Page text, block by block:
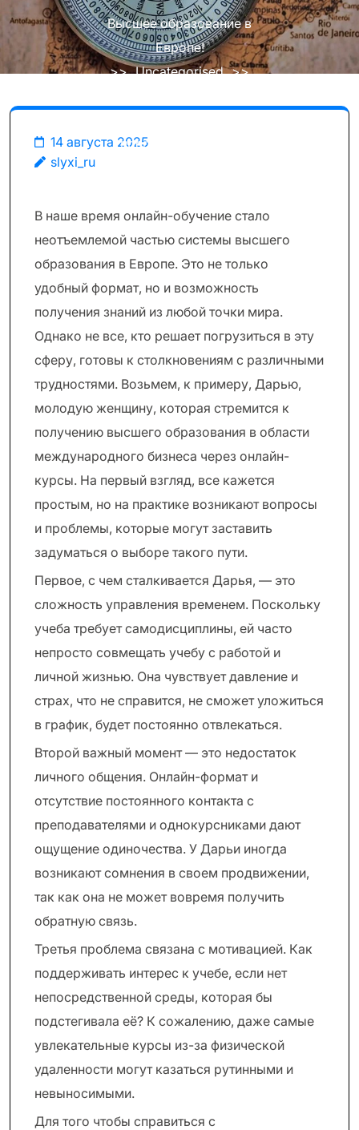
Высшее образование в
Европе!
>> Uncategorised >>
преграды на пути к
14 августа 2025
slyxi_ru
В наше время онлайн-обучение стало
неотъемлемой частью системы высшего
образования в Европе. Это не только
удобный формат, но и возможность
получения знаний из любой точки мира.
Однако не все, кто решает погрузиться в эту
сферу, готовы к столкновениям с различными
трудностями. Возьмем, к примеру, Дарью,
молодую женщину, которая стремится к
получению высшего образования в области
международного бизнеса через онлайн-
курсы. На первый взгляд, все кажется
простым, но на практике возникают вопросы
и проблемы, которые могут заставить
задуматься о выборе такого пути.
Первое, с чем сталкивается Дарья, — это
сложность управления временем. Поскольку
учеба требует самодисциплины, ей часто
непросто совмещать учебу с работой и
личной жизнью. Она чувствует давление и
страх, что не справится, не сможет уложиться
в график, будет постоянно отвлекаться.
Второй важный момент — это недостаток
личного общения. Онлайн-формат и
отсутствие постоянного контакта с
преподавателями и однокурсниками дают
ощущение одиночества. У Дарьи иногда
возникают сомнения в своем продвижении,
так как она не может вовремя получить
обратную связь.
Третья проблема связана с мотивацией. Как
поддерживать интерес к учебе, если нет
непосредственной среды, которая бы
подстегивала её? К сожалению, даже самые
увлекательные курсы из-за физической
удаленности могут казаться рутинными и
невыносимыми.
Для того чтобы справиться с